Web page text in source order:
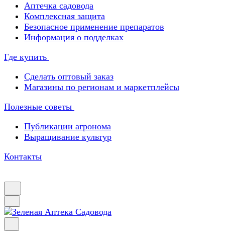
Аптечка садовода
Комплексная защита
Безопасное применение препаратов
Информация о подделках
Где купить
Сделать оптовый заказ
Магазины по регионам и маркетплейсы
Полезные советы
Публикации агронома
Выращивание культур
Контакты